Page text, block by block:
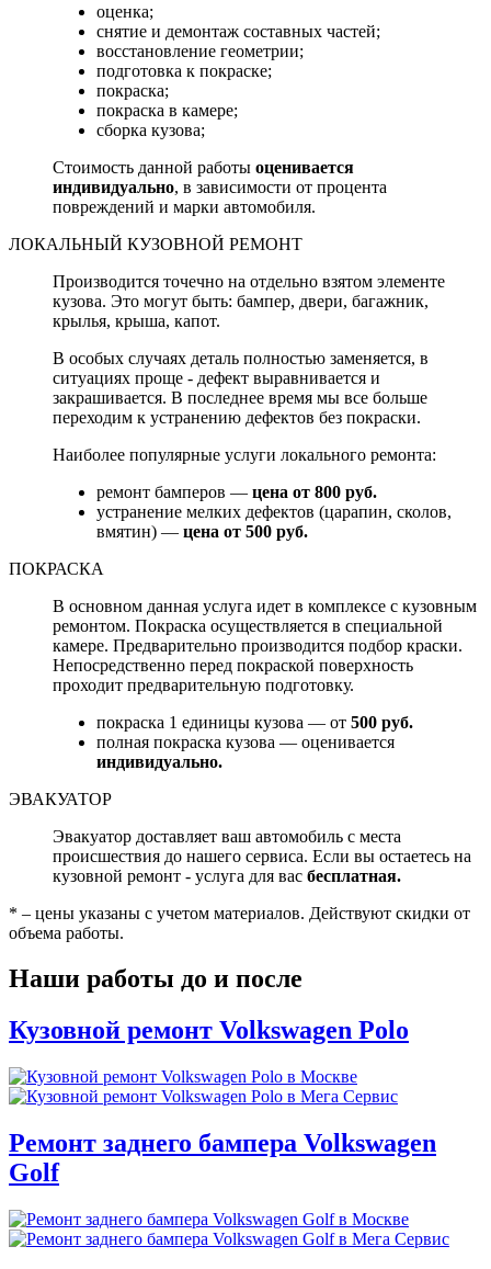
оценка;
снятие и демонтаж составных частей;
восстановление геометрии;
подготовка к покраске;
покраска;
покраска в камере;
сборка кузова;
Стоимость данной работы оценивается
индивидуально, в зависимости от процента
повреждений и марки автомобиля.
ЛОКАЛЬНЫЙ КУЗОВНОЙ РЕМОНТ
Производится точечно на отдельно взятом элементе
кузова. Это могут быть: бампер, двери, багажник,
крылья, крыша, капот.
В особых случаях деталь полностью заменяется, в
ситуациях проще - дефект выравнивается и
закрашивается. В последнее время мы все больше
переходим к устранению дефектов без покраски.
Наиболее популярные услуги локального ремонта:
ремонт бамперов — цена от 800 руб.
устранение мелких дефектов (царапин, сколов,
вмятин) — цена от 500 руб.
ПОКРАСКА
В основном данная услуга идет в комплексе с кузовным
ремонтом. Покраска осуществляется в специальной
камере. Предварительно производится подбор краски.
Непосредственно перед покраской поверхность
проходит предварительную подготовку.
покраска 1 единицы кузова — от 500 руб.
полная покраска кузова — оценивается
индивидуально.
ЭВАКУАТОР
Эвакуатор доставляет ваш автомобиль с места
происшествия до нашего сервиса. Если вы остаетесь на
кузовной ремонт - услуга для вас бесплатная.
* – цены указаны с учетом материалов. Действуют скидки от
объема работы.
Наши работы до и после
Кузовной ремонт Volkswagen Polo
Ремонт заднего бампера Volkswagen
Golf